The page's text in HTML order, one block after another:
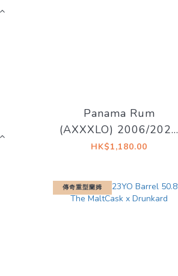
Panama Rum
(AXXXLO) 2006/2021
15YO Cask#57 56.4%
HK$1,180.00
傳奇重型蘭姆